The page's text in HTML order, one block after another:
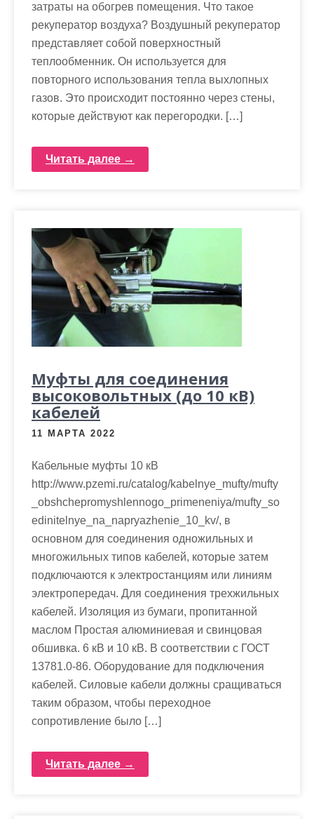
затраты на обогрев помещения. Что такое
рекуператор воздуха? Воздушный рекуператор
представляет собой поверхностный
теплообменник. Он используется для
повторного использования тепла выхлопных
газов. Это происходит постоянно через стены,
которые действуют как перегородки. […]
Читать далее →
Муфты для соединения
высоковольтных (до 10 кВ)
кабелей
11 МАРТА 2022
Кабельные муфты 10 кВ
http://www.pzemi.ru/catalog/kabelnye_mufty/mufty
_obshchepromyshlennogo_primeneniya/mufty_so
edinitelnye_na_napryazhenie_10_kv/, в
основном для соединения одножильных и
многожильных типов кабелей, которые затем
подключаются к электростанциям или линиям
электропередач. Для соединения трехжильных
кабелей. Изоляция из бумаги, пропитанной
маслом Простая алюминиевая и свинцовая
обшивка. 6 кВ и 10 кВ. В соответствии с ГОСТ
13781.0-86. Оборудование для подключения
кабелей. Силовые кабели должны сращиваться
таким образом, чтобы переходное
сопротивление было […]
Читать далее →